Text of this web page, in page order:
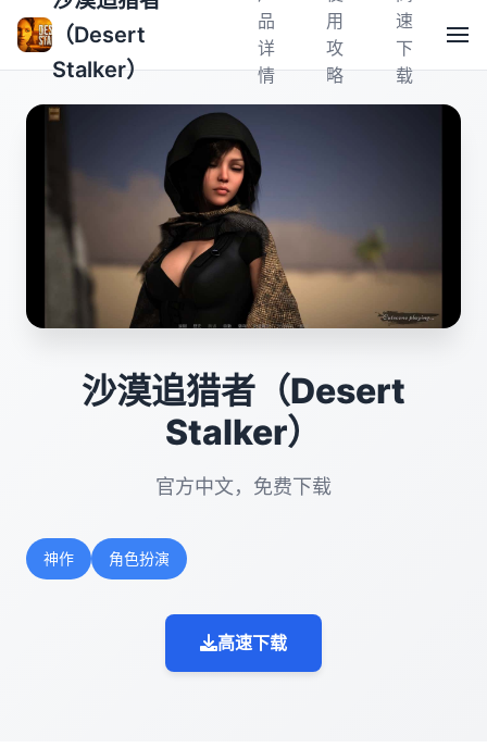
（Desert
Stalker）
品
详
情
用
攻
略
速
下
载
沙漠追猎者（Desert
Stalker）
官方中文，免费下载
神作 角色扮演
高速下载